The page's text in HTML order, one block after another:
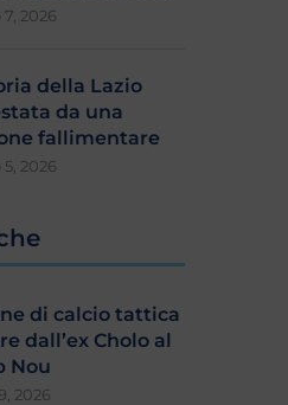
2026
della Lazio
da una
fallimentare
2026
di calcio tattica
dall’ex Cholo al
Nou
2026